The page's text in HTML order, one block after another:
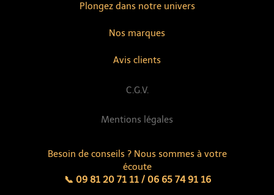
Avis clients
Nos marques
Besoin de conseils ? Nous sommes à votre
écoute
📞 09 81 20 71 11 / 06 65 74 91 16
Plongez dans notre univers
Mentions légales
C.G.V.